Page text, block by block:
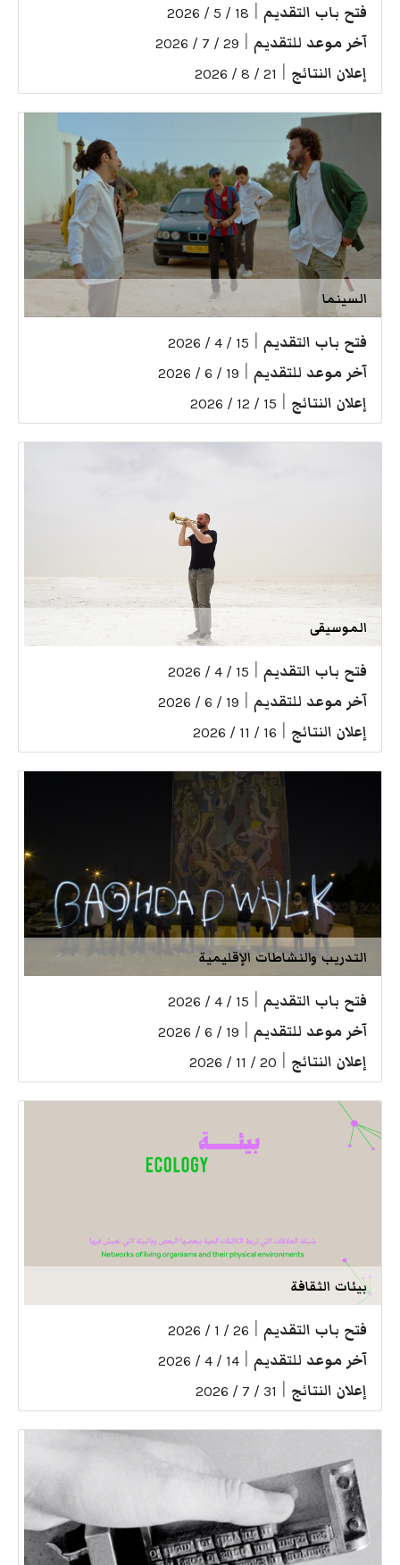
فتح باب التقديم 18 / 5 / 2026
آخر موعد للتقديم 29 / 7 / 2026
إعلان النتائج 21 / 8 / 2026
السينما
فتح باب التقديم 15 / 4 / 2026
آخر موعد للتقديم 19 / 6 / 2026
إعلان النتائج 15 / 12 / 2026
الموسيقى
فتح باب التقديم 15 / 4 / 2026
آخر موعد للتقديم 19 / 6 / 2026
إعلان النتائج 16 / 11 / 2026
التدريب والنشاطات الإقليمية
فتح باب التقديم 15 / 4 / 2026
آخر موعد للتقديم 19 / 6 / 2026
إعلان النتائج 20 / 11 / 2026
بيئات الثقافة
فتح باب التقديم 26 / 1 / 2026
آخر موعد للتقديم 14 / 4 / 2026
إعلان النتائج 31 / 7 / 2026